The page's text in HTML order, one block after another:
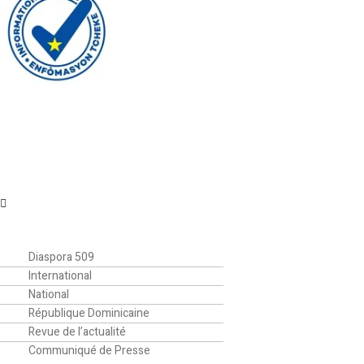
Menu
Diaspora 509
International
National
République Dominicaine
Revue de l’actualité
Communiqué de Presse